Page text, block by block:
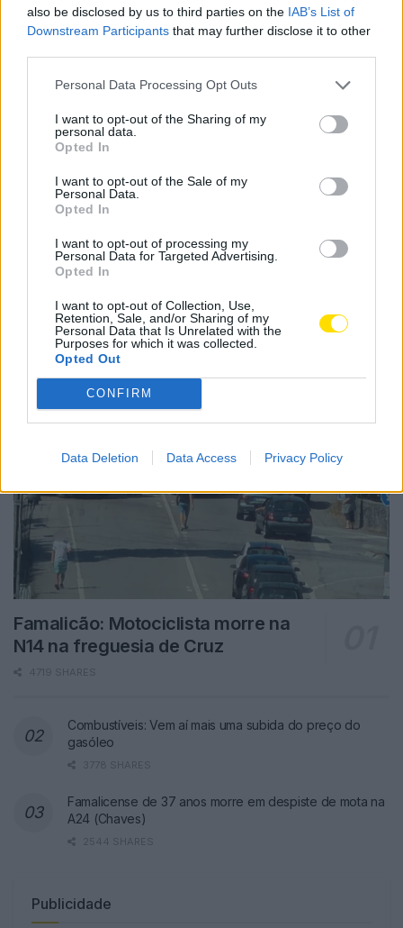
also be disclosed by us to third parties on the IAB’s List of
Downstream Participants that may further disclose it to other
Personal Data Processing Opt Outs
I want to opt-out of the Sharing of my
personal data.
Opted In
I want to opt-out of the Sale of my
Personal Data.
Opted In
I want to opt-out of processing my
Personal Data for Targeted Advertising.
Opted In
I want to opt-out of Collection, Use,
Retention, Sale, and/or Sharing of my
Personal Data that Is Unrelated with the
Purposes for which it was collected.
Opted Out
CONFIRM
Data Deletion Data Access Privacy Policy
no campo n.º 1, é da jornada 9 de apuramento de
campeão nacional da 2.ª divisão feminina.
As famalicenses estão no sexto lugar, com 6 pontos,
pontos. O FC Porto é líder, com 22 pontos.
feminino
futebol jornada 9
Famalicão: Motociclista morre na
N14 na freguesia de Cruz
4719 SHARES
Combustíveis: Vem aí mais uma subida do preço do
gasóleo
3778 SHARES
Famalicense de 37 anos morre em despiste de mota na
A24 (Chaves)
2544 SHARES
Publicidade